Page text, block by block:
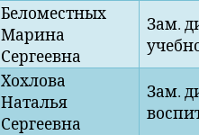
Беломестных
Марина
Сергеевна
Зам.
Хохлова
Наталья
Сергеевна
Зам.